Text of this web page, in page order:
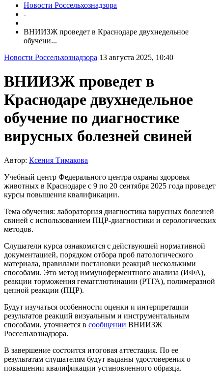
Новости Россельхознадзора
-
ВНИИЗЖ проведет в Краснодаре двухнедельное
обучени...
Новости Россельхознадзора 13 августа 2025, 10:40
ВНИИЗЖ проведет в
Краснодаре двухнедельное
обучение по диагностике
вирусных болезней свиней
Автор: Ксения Тимакова
Учебный центр Федерального центра охраны здоровья
животных в Краснодаре с 9 по 20 сентября 2025 года проведет
курсы повышения квалификации.
Тема обучения: лабораторная диагностика вирусных болезней
свиней с использованием ПЦР-диагностики и серологических
методов.
Слушатели курса ознакомятся с действующей нормативной
документацией, порядком отбора проб патологического
материала, правилами постановки реакций несколькими
способами. Это метод иммуноферментного анализа (ИФА),
реакции торможения гемагглютинации (РТГА), полимеразной
цепной реакции (ПЦР).
Будут изучаться особенности оценки и интерпретации
результатов реакций визуальным и инструментальным
способами, уточняется в сообщении ВНИИЗЖ
Россельхознадзора.
В завершение состоится итоговая аттестация. По ее
результатам слушателям будут выданы удостоверения о
повышении квалификации установленного образца.